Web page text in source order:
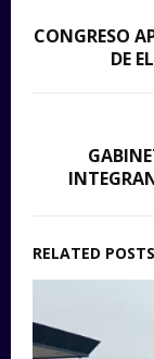
CONGRESO
DE
RELATED POSTS